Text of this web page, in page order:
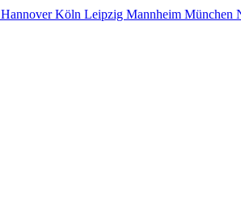
HannoverKöln Leipzig Mannheim München